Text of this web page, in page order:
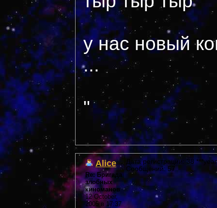
у нас новый
...
"
Alice
Re: Бригада
злобных
киноманов
12 October,
2005 в 17:37
Дата регистрации: 38
Сообщений: 57